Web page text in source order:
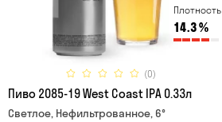
Плотность
14.3%
(0)
Пиво 2085-19 West Coast IPA 0.33л
Светлое, Нефильтрованное, 6°